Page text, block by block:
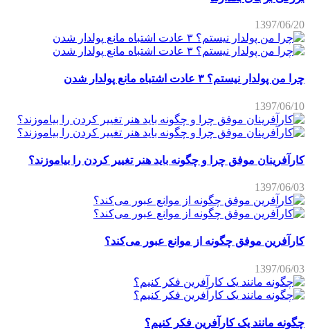
1397/06/20
چرا من پولدار نیستم؟ ۳ عادت اشتباه مانع پولدار شدن
1397/06/10
کارآفرینان موفق چرا و چگونه باید هنر تغییر کردن را بیاموزند؟
1397/06/03
کارآفرین موفق چگونه از موانع عبور می‌کند؟
1397/06/03
چگونه مانند یک کارآفرین فکر کنیم؟